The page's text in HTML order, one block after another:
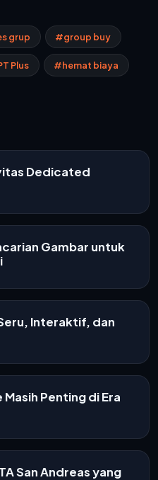
grup #group buy
Plus #hemat biaya
Dedicated
Gambar untuk
Interaktif, dan
Penting di Era
San Andreas yang